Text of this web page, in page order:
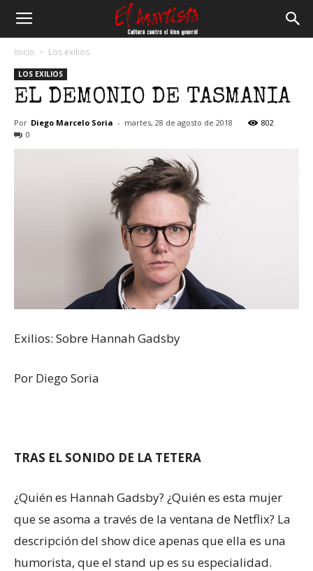
Anartista
Inicio Los exilios
LOS EXILIOS
EL DEMONIO DE TASMANIA
Por Diego Marcelo Soria - martes, 28 de agosto de 2018
802
0
Exilios: Sobre Hannah Gadsby
Por Diego Soria
TRAS EL SONIDO DE LA TETERA
¿Quién es Hannah Gadsby? ¿Quién es esta mujer
que se asoma a través de la ventana de Netflix? La
descripción del show dice apenas que ella es una
humorista, que el stand up es su especialidad.